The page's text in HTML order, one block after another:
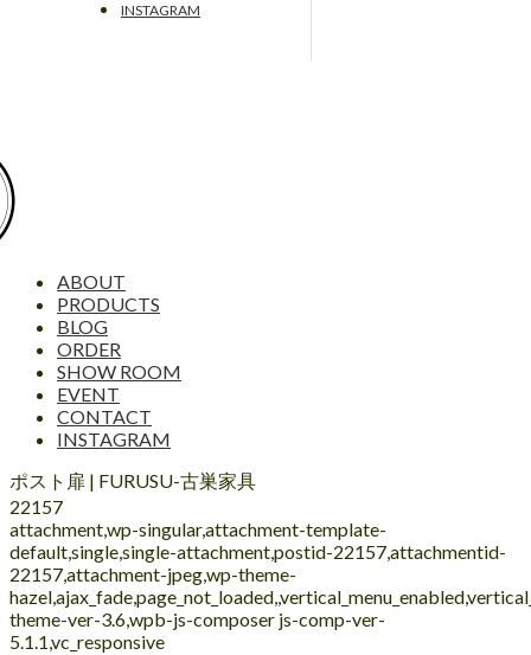
INSTAGRAM
ABOUT
PRODUCTS
BLOG
ORDER
SHOW ROOM
EVENT
CONTACT
INSTAGRAM
ポスト扉 | FURUSU-古巣家具
22157
attachment,wp-singular,attachment-template-
default,single,single-attachment,postid-22157,attachmentid-
22157,attachment-jpeg,wp-theme-
theme-ver-3.6,wpb-js-composer js-comp-ver-
5.1.1,vc_responsive